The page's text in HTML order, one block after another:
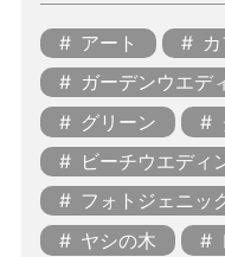
アート
ガーデンウエデ
グリーン
ビーチウエディ
フォトジェニッ
ヤシの木